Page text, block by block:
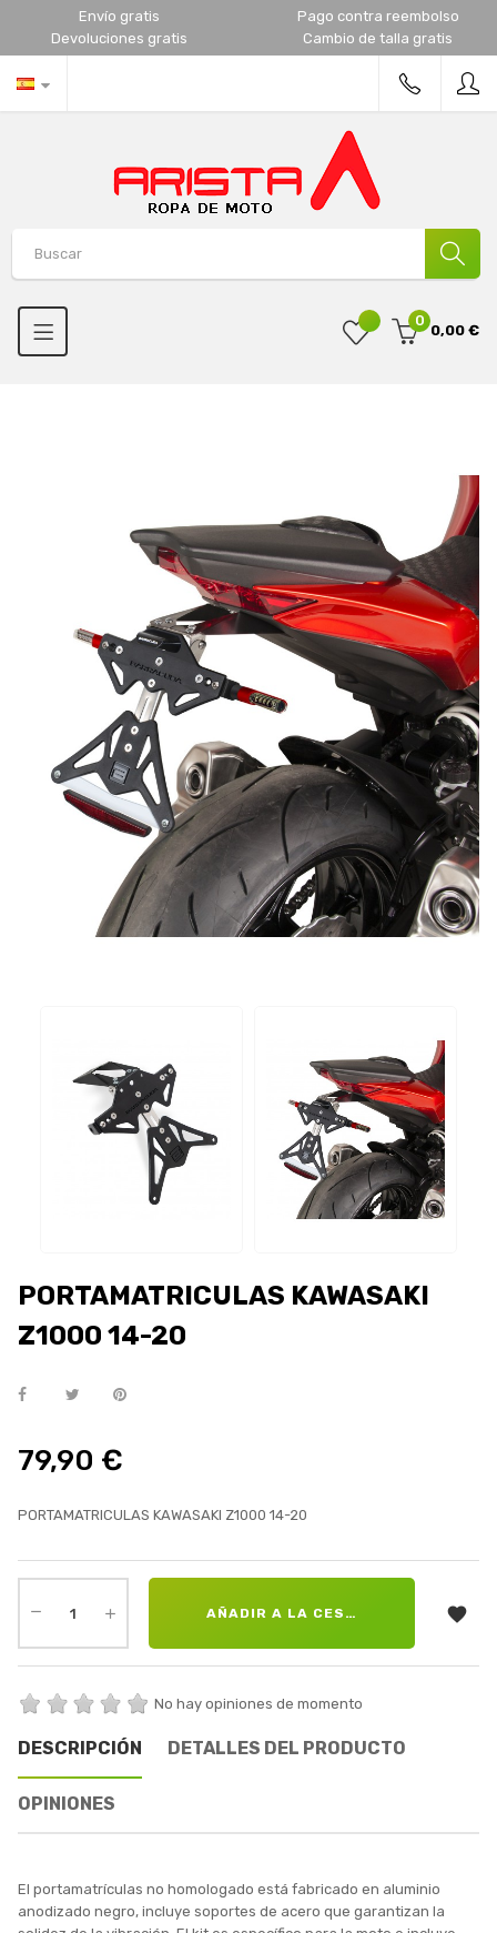
Envío gratis
Pago contra reembolso
Devoluciones gratis
Cambio de talla gratis
0
0,00 €
PORTAMATRICULAS KAWASAKI
Z1000 14-20
79,90 €
PORTAMATRICULAS KAWASAKI Z1000 14-20
AÑADIR A LA CESTA 
No hay opiniones de momento
DESCRIPCIÓN DETALLES DEL PRODUCTO
OPINIONES
El portamatrículas no homologado está fabricado en aluminio
anodizado negro, incluye soportes de acero que garantizan la